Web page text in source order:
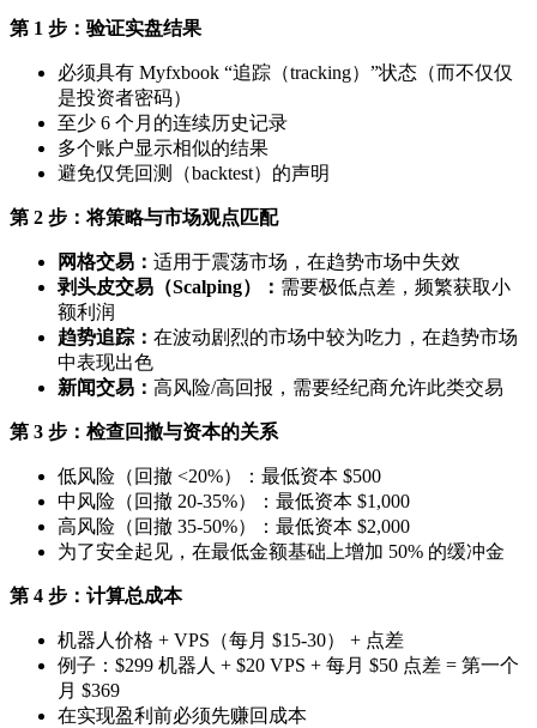
第 1 步：验证实盘结果
必须具有 Myfxbook “追踪（tracking）”状态（而不仅仅
是投资者密码）
至少 6 个月的连续历史记录
多个账户显示相似的结果
避免仅凭回测（backtest）的声明
第 2 步：将策略与市场观点匹配
网格交易： 适用于震荡市场，在趋势市场中失效
剥头皮交易（Scalping）： 需要极低点差，频繁获取小
额利润
趋势追踪： 在波动剧烈的市场中较为吃力，在趋势市场
中表现出色
新闻交易： 高风险/高回报，需要经纪商允许此类交易
第 3 步：检查回撤与资本的关系
低风险（回撤 <20%）：最低资本 $500
中风险（回撤 20-35%）：最低资本 $1,000
高风险（回撤 35-50%）：最低资本 $2,000
为了安全起见，在最低金额基础上增加 50% 的缓冲金
第 4 步：计算总成本
机器人价格 + VPS（每月 $15-30） + 点差
例子：$299 机器人 + $20 VPS + 每月 $50 点差 = 第一个
月 $369
在实现盈利前必须先赚回成本